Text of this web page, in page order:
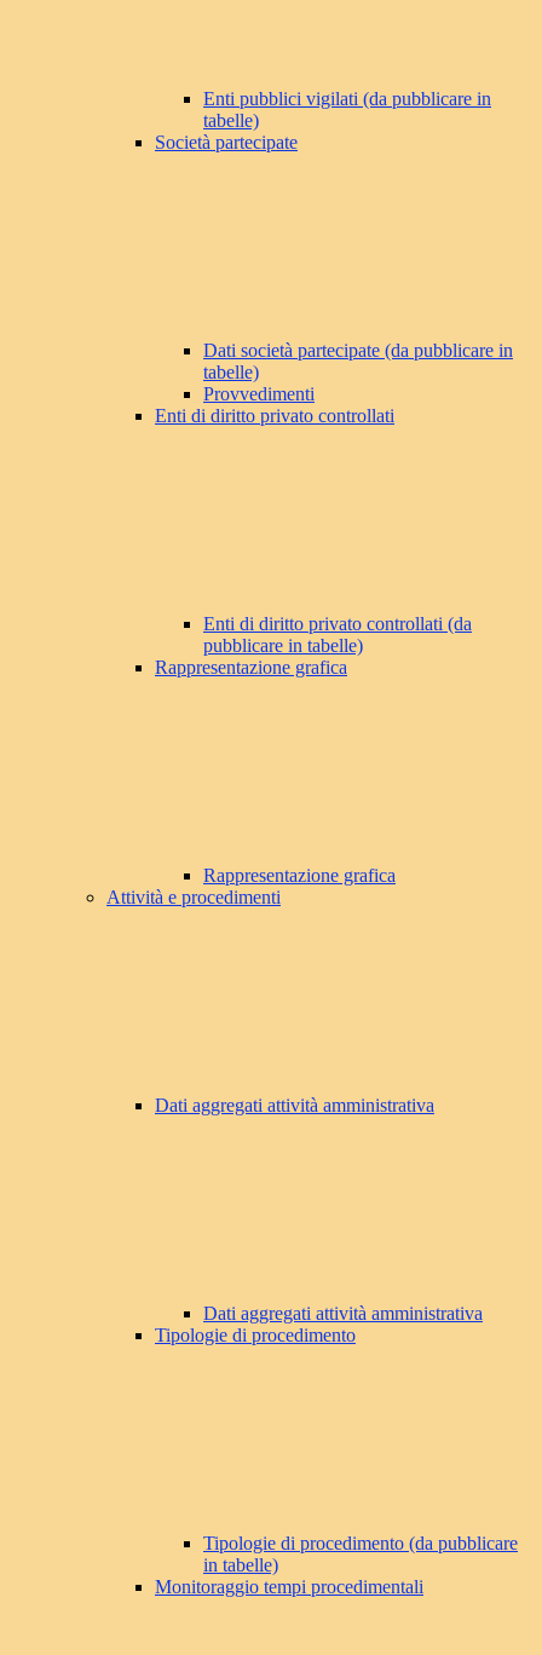
Enti pubblici vigilati (da pubblicare in
tabelle)
Società partecipate
Dati società partecipate (da pubblicare in
tabelle)
Provvedimenti
Enti di diritto privato controllati
Enti di diritto privato controllati (da
pubblicare in tabelle)
Rappresentazione grafica
Rappresentazione grafica
Attività e procedimenti
Dati aggregati attività amministrativa
Dati aggregati attività amministrativa
Tipologie di procedimento
Tipologie di procedimento (da pubblicare
in tabelle)
Monitoraggio tempi procedimentali